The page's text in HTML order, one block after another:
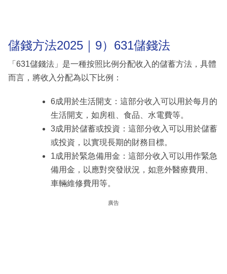
儲錢方法2025｜9）631儲錢法
「631儲錢法」是一種按照比例分配收入的儲蓄方法，具體
而言，將收入分配為以下比例：
6成用於生活開支：這部分收入可以用於每月的
生活開支，如房租、食品、水電費等。
3成用於儲蓄或投資：這部分收入可以用於儲蓄
或投資，以實現長期的財務目標。
1成用於緊急備用金：這部分收入可以用作緊急
備用金，以應對突發狀況，如意外醫療費用、
車輛維修費用等。
廣告